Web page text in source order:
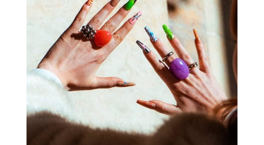
NOS EXPOSANTS
CONTACT
PARTENAIRES